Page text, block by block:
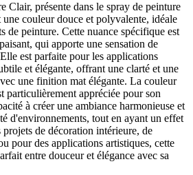
présente dans le spray de peinture
couleur douce et polyvalente, idéale
de peinture. Cette nuance spécifique est
qui apporte une sensation de
est parfaite pour les applications
et élégante, offrant une clarté et une
une finition mat élégante. La couleur
appréciée pour son
à créer une ambiance harmonieuse et
d'environnements, tout en ayant un effet
de décoration intérieure, de
pour des applications artistiques, cette
entre douceur et élégance avec sa